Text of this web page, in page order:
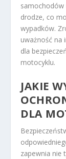
samochodów
drodze, co
wypadków.
uważność na
dla
motocyklu.
JAKIE
DLA
zapewnia nie